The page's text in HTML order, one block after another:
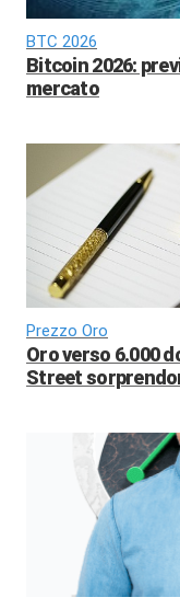
BTC 2026
Bitcoin 2026:
mercato
Prezzo Oro
Oro verso 6.000
Street